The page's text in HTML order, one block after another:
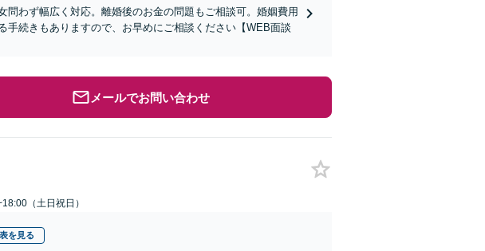
問わず幅広く対応。離婚後のお金の問題もご相談可。婚姻費用
続きもありますので、お早めにご相談ください【WEB面談
メールでお問い合わせ
（土日祝日）
を見る